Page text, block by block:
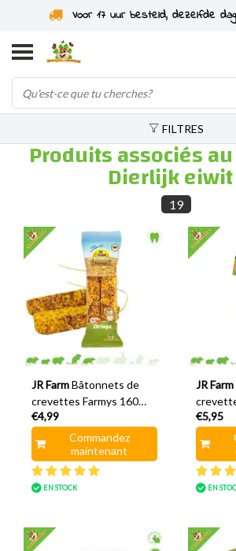
Voor 17 uur besteld, dezelfde
FILTRES
Produits associés
Dierlijk eiwit
19
JR Farm Bâtonnets de
crevettes Farmys 160
grammes
€4,99
Commandez
maintenant
EN STOCK
JR Farm
€5,95
EN